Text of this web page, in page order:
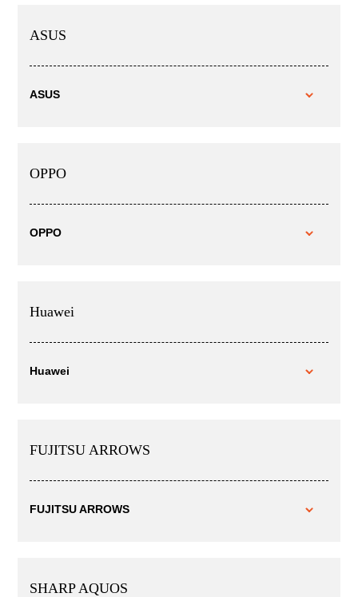
ASUS
ASUS
OPPO
OPPO
Huawei
Huawei
FUJITSU ARROWS
FUJITSU ARROWS
SHARP AQUOS